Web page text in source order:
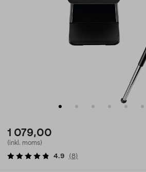
1 079,00
(inkl. moms)
4.9 (8)